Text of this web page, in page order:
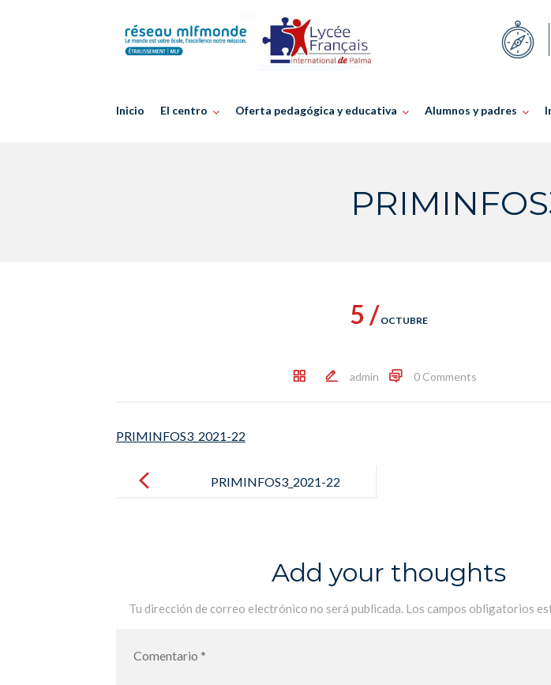
Inicio El centro Oferta pedagógica y educativa Alumnos y padres
5 / OCTUBRE
admin 0 Comments
PRIMINFOS3_2021-22
navigation
PRIMINFOS3_2021-22
Add your thoughts
Tu dirección de correo electrónico no será publicada. Los campos obligatorios